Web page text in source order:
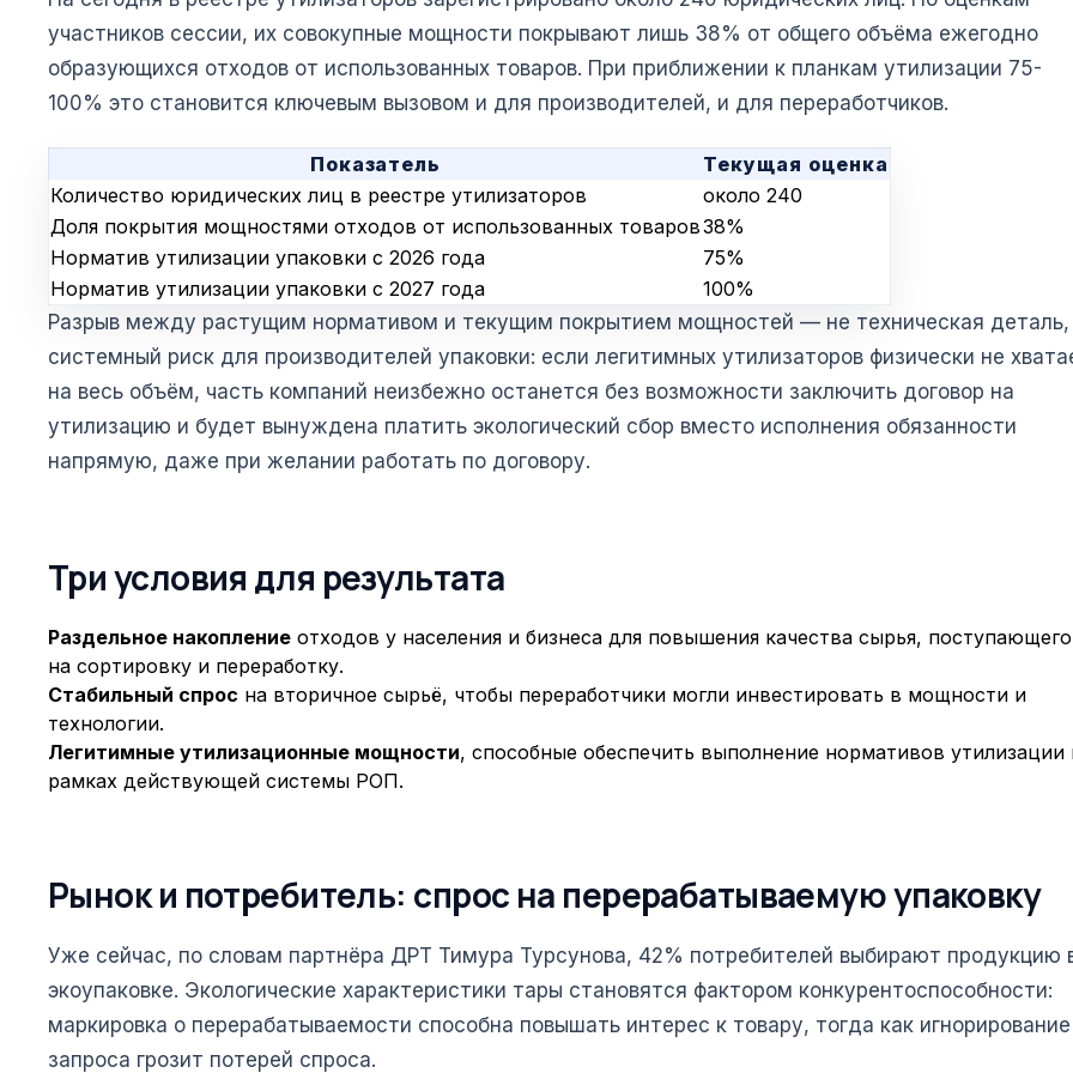
участников сессии, их совокупные мощности покрывают лишь 38% от общего объёма ежегодно
образующихся отходов от использованных товаров. При приближении к планкам утилизации 75-
100% это становится ключевым вызовом и для производителей, и для переработчиков.
Показатель
Текущая оценка
Количество юридических лиц в реестре утилизаторов
около 240
Доля покрытия мощностями отходов от использованных товаров38%
Норматив утилизации упаковки с 2026 года
75%
Норматив утилизации упаковки с 2027 года
100%
Разрыв между растущим нормативом и текущим покрытием мощностей — не техническая деталь,
системный риск для производителей упаковки: если легитимных утилизаторов физически не
на весь объём, часть компаний неизбежно останется без возможности заключить договор на
утилизацию и будет вынуждена платить экологический сбор вместо исполнения обязанности
напрямую, даже при желании работать по договору.
Три условия для результата
Раздельное накопление отходов у населения и бизнеса для повышения качества сырья, поступающего
на сортировку и переработку.
Стабильный спрос на вторичное сырьё, чтобы переработчики могли инвестировать в мощности и
технологии.
Легитимные утилизационные мощности, способные обеспечить выполнение нормативов утилизации
рамках действующей системы РОП.
Рынок и потребитель: спрос на перерабатываемую упаковку
Уже сейчас, по словам партнёра ДРТ Тимура Турсунова, 42% потребителей выбирают продукцию
экоупаковке. Экологические характеристики тары становятся фактором конкурентоспособности:
маркировка о перерабатываемости способна повышать интерес к товару, тогда как игнорирование
запроса грозит потерей спроса.